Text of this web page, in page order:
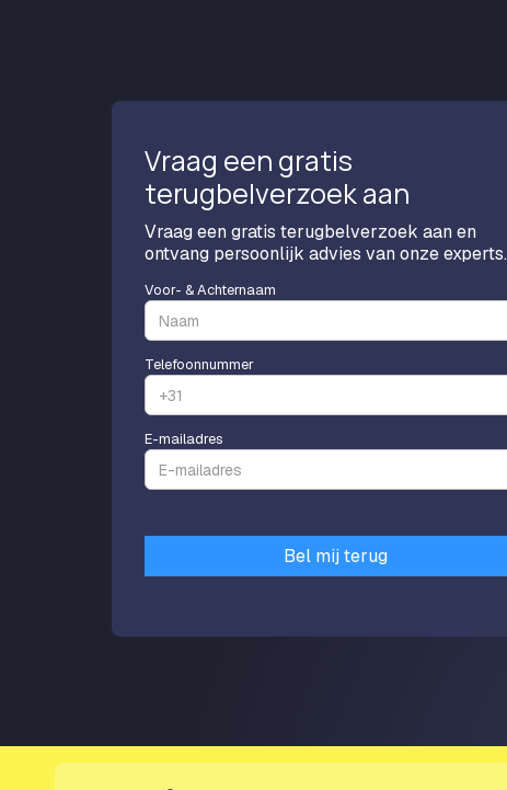
Vraag een gratis
terugbelverzoek aan
Vraag een gratis terugbelverzoek aan en
ontvang persoonlijk advies van onze experts.
Voor- & Achternaam
Telefoonnummer
E-mailadres